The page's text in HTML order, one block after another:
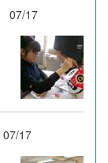
07/17
07/17